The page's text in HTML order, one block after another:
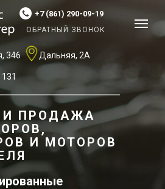
И ПРОДАЖА
И МОТОРОВ
346 Дальняя, 2А
ОБРАТНЫЙ ЗВОНОК
+7 (861) 290-09-19